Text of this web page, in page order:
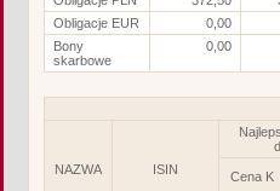
Obligacje EUR
0,00
Bony
skarbowe
0,00
NAZWA ISIN Cena K